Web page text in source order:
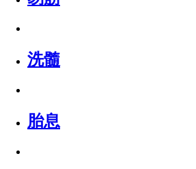
洗髓
胎息